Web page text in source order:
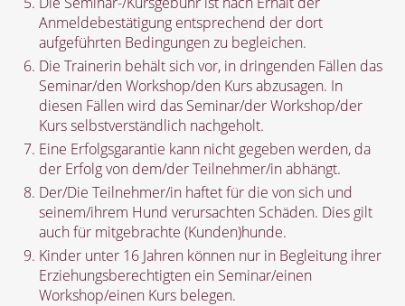
Anmeldebestätigung entsprechend der dort
aufgeführten Bedingungen zu begleichen.
Die Trainerin behält sich vor, in dringenden Fällen das
Seminar/den Workshop/den Kurs abzusagen. In
diesen Fällen wird das Seminar/der Workshop/der
Kurs selbstverständlich nachgeholt.
Eine Erfolgsgarantie kann nicht gegeben werden, da
der Erfolg von dem/der Teilnehmer/in abhängt.
Der/Die Teilnehmer/in haftet für die von sich und
seinem/ihrem Hund verursachten Schäden. Dies gilt
auch für mitgebrachte (Kunden)hunde.
Kinder unter 16 Jahren können nur in Begleitung ihrer
Erziehungsberechtigten ein Seminar/einen
Workshop/einen Kurs belegen.